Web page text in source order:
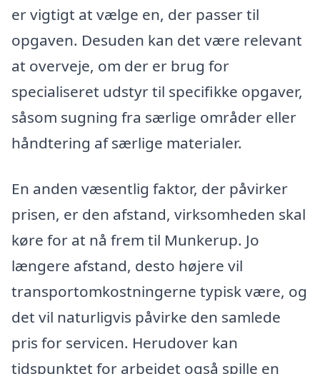
er vigtigt at vælge en, der passer til
opgaven. Desuden kan det være relevant
at overveje, om der er brug for
specialiseret udstyr til specifikke opgaver,
såsom sugning fra særlige områder eller
håndtering af særlige materialer.
En anden væsentlig faktor, der påvirker
prisen, er den afstand, virksomheden skal
køre for at nå frem til Munkerup. Jo
længere afstand, desto højere vil
transportomkostningerne typisk være, og
det vil naturligvis påvirke den samlede
pris for servicen. Herudover kan
tidspunktet for arbejdet også spille en